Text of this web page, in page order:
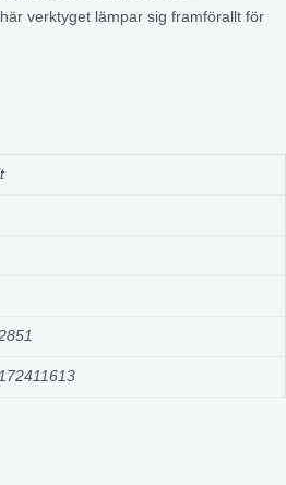
verktyget lämpar sig framförallt för